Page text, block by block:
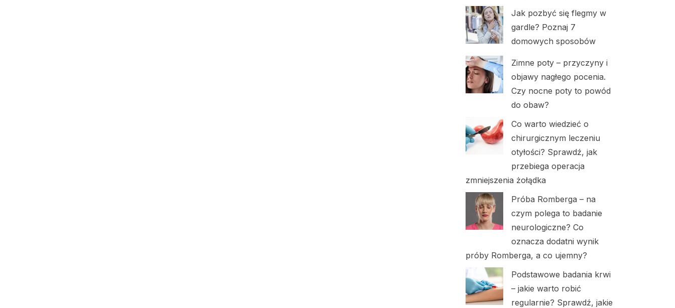
Jak pozbyć się flegmy w
gardle? Poznaj 7
domowych sposobów
Zimne poty – przyczyny i
objawy nagłego pocenia.
Czy nocne poty to powód
do obaw?
Co warto wiedzieć o
chirurgicznym leczeniu
otyłości? Sprawdź, jak
przebiega operacja
zmniejszenia żołądka
Próba Romberga – na
czym polega to badanie
neurologiczne? Co
oznacza dodatni wynik
próby Romberga, a co ujemny?
Podstawowe badania krwi
– jakie warto robić
regularnie? Sprawdź, jakie